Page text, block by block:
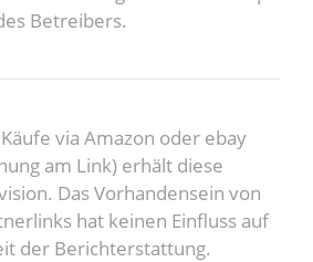
Betreibers.
via Amazon oder ebay
am Link) erhält diese
Das Vorhandensein von
hat keinen Einfluss auf
der Berichterstattung.